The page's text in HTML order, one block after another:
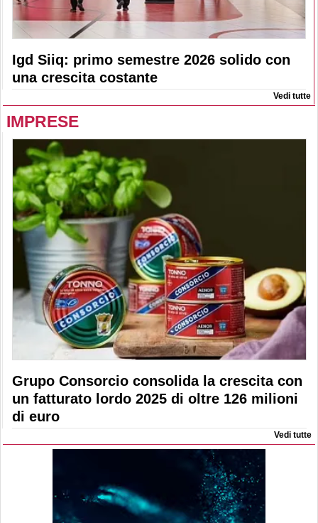
Igd Siiq: primo semestre 2026 solido con
una crescita costante
Vedi tutte
IMPRESE
Grupo Consorcio consolida la crescita con
un fatturato lordo 2025 di oltre 126 milioni
di euro
Vedi tutte